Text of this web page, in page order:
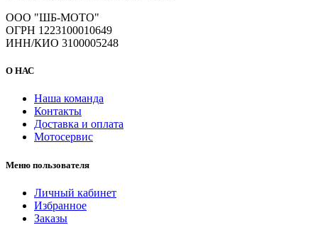
ООО "ШБ-МОТО"
ОГРН 1223100010649
ИНН/КИО 3100005248
О НАС
Наша команда
Контакты
Доставка и оплата
Мотосервис
Меню пользователя
Личный кабинет
Избранное
Заказы